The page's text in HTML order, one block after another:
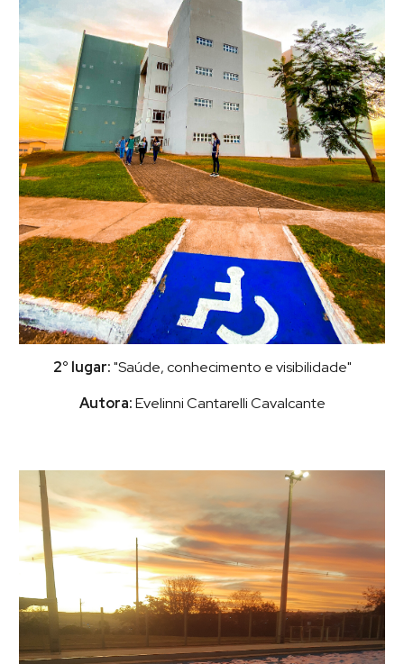
2° lugar:"Saúde, conhecimento e visibilidade"
Autora:Evelinni Cantarelli Cavalcante